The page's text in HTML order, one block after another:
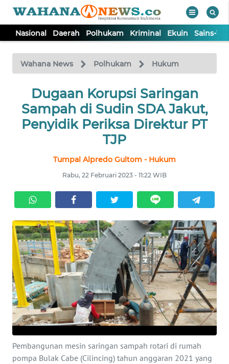
Nasional Daerah Polhukam Kriminal Ekuin Sains-
Wahana News Polhukam Hukum
Dugaan Korupsi Saringan
Sampah di Sudin SDA Jakut,
Penyidik Periksa Direktur PT
TJP
Tumpal Alpredo Gultom - Hukum
Rabu, 22 Februari 2023 - 11:22 WIB
Pembangunan mesin saringan sampah rotari di rumah
pompa Bulak Cabe (Cilincing) tahun anggaran 2021 yang
TV
Tutup
NASIONAL
DAERAH
EKUIN
SAINS-TEKNO
KESEHATAN
INTERNASIONAL
SERBA-SERBI
PENDIDIKAN